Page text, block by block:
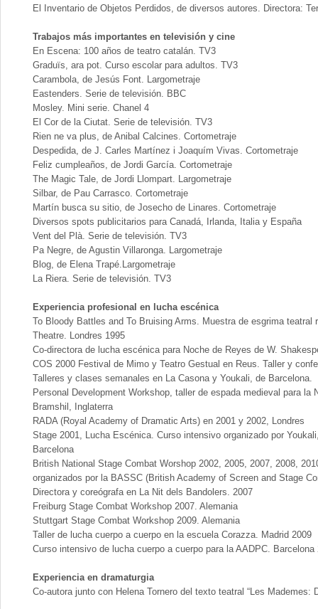
El Inventario de Objetos Perdidos, de diversos autores. Directora:
Trabajos más importantes en televisión y cine
En Escena: 100 años de teatro catalán. TV3
Graduïs, ara pot. Curso escolar para adultos. TV3
Carambola, de Jesús Font. Largometraje
Eastenders. Serie de televisión. BBC
Mosley. Mini serie. Chanel 4
El Cor de la Ciutat. Serie de televisión. TV3
Rien ne va plus, de Anibal Calcines. Cortometraje
Despedida, de J. Carles Martínez i Joaquím Vivas. Cortometraje
Feliz cumpleaños, de Jordi García. Cortometraje
The Magic Tale, de Jordi Llompart. Largometraje
Silbar, de Pau Carrasco. Cortometraje
Martín busca su sitio, de Josecho de Linares. Cortometraje
Diversos spots publicitarios para Canadá, Irlanda, Italia y España
Vent del Plà. Serie de televisión. TV3
Pa Negre, de Agustin Villaronga. Largometraje
Blog, de Elena Trapé.Largometraje
La Riera. Serie de televisión. TV3
Experiencia profesional en lucha escénica
To Bloody Battles and To Bruising Arms. Muestra de esgrima teatral
Theatre. Londres 1995
Co-directora de lucha escénica para Noche de Reyes de W.
COS 2000 Festival de Mimo y Teatro Gestual en Reus. Taller y
Talleres y clases semanales en La Casona y Youkali, de Barcelona.
Personal Development Workshop, taller de espada medieval para la
Bramshil, Inglaterra
RADA (Royal Academy of Dramatic Arts) en 2001 y 2002, Londres
Stage 2001, Lucha Escénica. Curso intensivo organizado por
Barcelona
British National Stage Combat Worshop 2002, 2005, 2007, 2008,
organizados por la BASSC (British Academy of Screen and Stage
Directora y coreógrafa en La Nit dels Bandolers. 2007
Freiburg Stage Combat Workshop 2007. Alemania
Stuttgart Stage Combat Workshop 2009. Alemania
Taller de lucha cuerpo a cuerpo en la escuela Corazza. Madrid 2009
Curso intensivo de lucha cuerpo a cuerpo para la AADPC. Barcelona
Experiencia en dramaturgia
Co-autora junto con Helena Tornero del texto teatral “Les Mademes: